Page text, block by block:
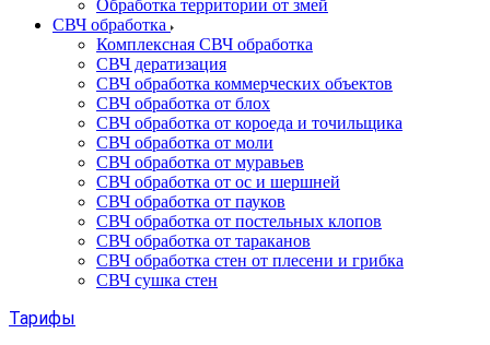
Обработка территории от змей
СВЧ обработка
Комплексная СВЧ обработка
СВЧ дератизация
СВЧ обработка коммерческих объектов
СВЧ обработка от блох
СВЧ обработка от короеда и точильщика
СВЧ обработка от моли
СВЧ обработка от муравьев
СВЧ обработка от ос и шершней
СВЧ обработка от пауков
СВЧ обработка от постельных клопов
СВЧ обработка от тараканов
СВЧ обработка стен от плесени и грибка
СВЧ сушка стен
Тарифы